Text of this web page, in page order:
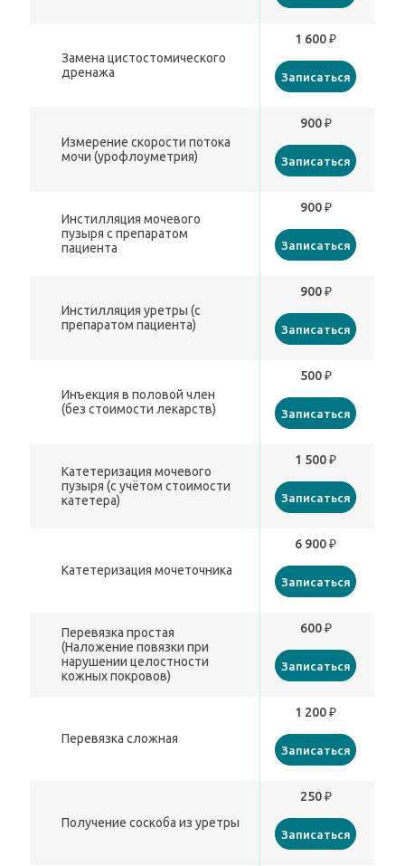
Замена цистостомического
дренажа
1 600 ₽
Записаться
Измерение скорости потока
мочи (урофлоуметрия)
900 ₽
Записаться
Инстилляция мочевого
пузыря с препаратом
пациента
900 ₽
Записаться
Инстилляция уретры (с
препаратом пациента)
900 ₽
Записаться
Инъекция в половой член
(без стоимости лекарств)
500 ₽
Записаться
Катетеризация мочевого
пузыря (с учётом стоимости
катетера)
1 500 ₽
Записаться
Катетеризация мочеточника
6 900 ₽
Записаться
Перевязка простая
(Наложение повязки при
нарушении целостности
кожных покровов)
600 ₽
Записаться
Перевязка сложная
1 200 ₽
Записаться
Получение соскоба из уретры
250 ₽
Записаться